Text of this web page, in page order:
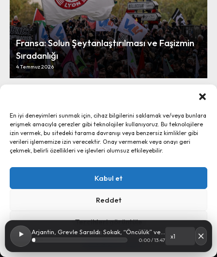
En iyi deneyimleri sunmak için, cihaz bilgilerini saklamak ve/veya bunlara
erişmek amacıyla çerezler gibi teknolojiler kullanıyoruz. Bu teknolojilere
izin vermek, bu sitedeki tarama davranışı veya benzersiz kimlikler gibi
verileri işlememize izin verecektir. Onay vermemek veya onayı geri
çekmek, belirli özellikleri ve işlevleri olumsuz etkileyebilir.
Kabul et
Reddet
Tercihleri görüntüle
Gizlilik Bildirimi Künye
0:00 / 13:47
Fransa: Solun Şeytanlaştırılması ve Faşizmin
Sıradanlığı
4 Temmuz 2026
Küba’da Reform: Tehlikeler ve Endişeler
Ayrım, 2024 - İletişim:ayrim@ayrim.org